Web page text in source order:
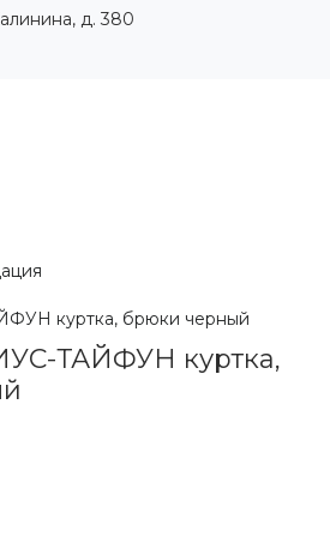
д. 380
куртка, брюки черный
ТАЙФУН куртка,